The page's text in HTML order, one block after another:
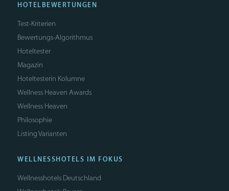
HOTELBEWERTUNGEN
Test-Kriterien
Bewertungs-Algorithmus
Hoteltester
Magazin
Hoteltesterin Kolumne
Wellness Heaven Awards
Wellness Heaven
Philosophie
Listing Varianten
WELLNESSHOTELS IM FOKUS
Wellnesshotels Deutschland